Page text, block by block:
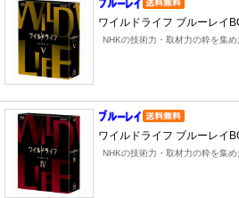
ワイルドライフ ブルーレイ
NHKの技術力・取材力の粋を集め
ワイルドライフ ブルーレイ
NHKの技術力・取材力の粋を集め